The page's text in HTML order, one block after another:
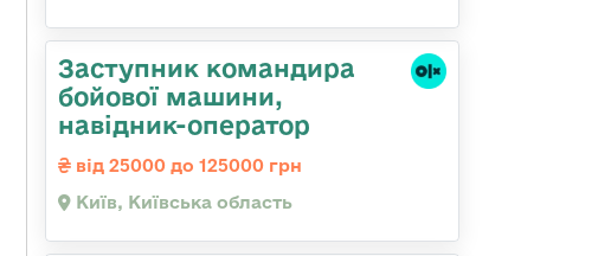
Заступник командиpа
бойової машини,
навідник-оператор
від 25000 до 125000 грн
Київ, Київська область